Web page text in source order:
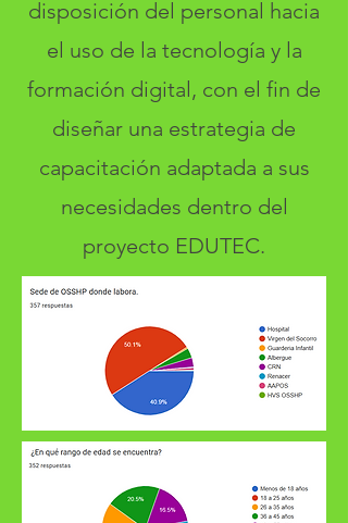
disposición del personal hacia
el uso de la tecnología y la
formación digital, con el fin de
diseñar una estrategia de
capacitación adaptada a sus
necesidades dentro del
proyecto EDUTEC.